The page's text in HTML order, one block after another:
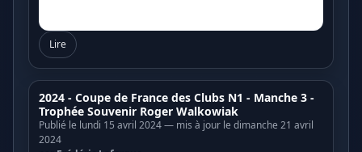
Lire
2024 - Coupe de France des Clubs N1 - Manche 3 -
Trophée Souvenir Roger Walkowiak
Publié le lundi 15 avril 2024 — mis à jour le dimanche 21 avril
2024